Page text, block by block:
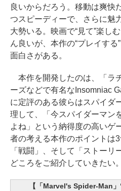
良いからだろう。移動は爽快
つスピーディーで、さらに魅
大勢いる。映画で“見て”楽し
ん良いが、本作の“プレイす
面白さがある。
本作を開発したのは、「ラ
ーズなどで有名なInsomniac
に定評のある彼らはスパイダ
理して、「今スパイダーマン
よね」という納得度の高いゲ
者の考える本作のポイントは3
「戦闘」、そして「ストーリ
どころをご紹介していきたい。
【「Marvel's Spider-Man」